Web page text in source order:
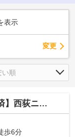
表示
変更
イマンション4階
歩6分